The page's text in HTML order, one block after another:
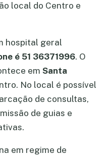
local do Centro e
hospital geral
é 51 36371996. O
em Santa
No local é possível
de consultas,
de guias e
em regime de